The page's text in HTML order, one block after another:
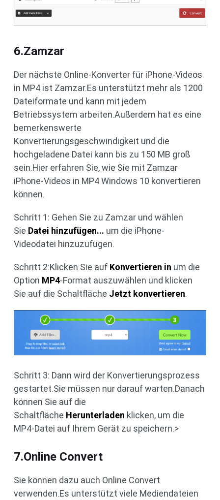
6.Zamzar
Der nächste Online-Konverter für iPhone-Videos
in MP4 ist Zamzar.Es unterstützt mehr als 1200
Dateiformate und kann mit jedem
Betriebssystem arbeiten.Außerdem hat es eine
bemerkenswerte
Konvertierungsgeschwindigkeit und die
hochgeladene Datei kann bis zu 150 MB groß
sein.Hier erfahren Sie, wie Sie mit Zamzar
iPhone-Videos in MP4 Windows 10 konvertieren
können.
Schritt 1: Gehen Sie zu Zamzar und wählen
Sie Datei hinzufügen... um die iPhone-
Videodatei hinzuzufügen.
Schritt 2:Klicken Sie auf Konvertieren in um die
Option MP4-Format auszuwählen und klicken
Sie auf die Schaltfläche Jetzt konvertieren.
Schritt 3: Dann wird der Konvertierungsprozess
gestartet.Sie müssen nur darauf warten.Danach
können Sie auf die
Schaltfläche Herunterladen klicken, um die
MP4-Datei auf Ihrem Gerät zu speichern.>
7.Online Convert
Sie können dazu auch Online Convert
verwenden.Es unterstützt viele Mediendateien